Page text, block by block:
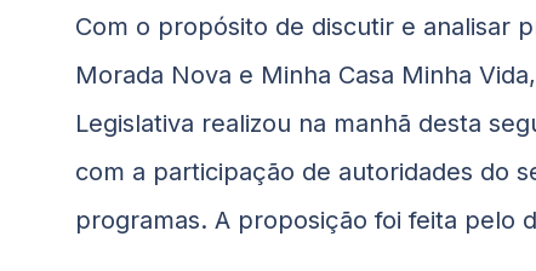
Com o propósito de discutir e analisar
Morada Nova e Minha Casa Minha
Legislativa realizou na manhã desta
com a participação de autoridades do
programas. A proposição foi feita pelo